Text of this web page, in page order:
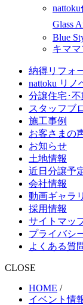
Glass
Blue
キマ
納得リフォ
nattoku リノ
分譲住宅･
スタッフブ
施工事例
お客さまの
お知らせ
土地情報
近日分譲予
会社情報
動画ギャラ
採用情報
サイトマッ
プライバシ
よくある質
CLOSE
HOME /
イベント情